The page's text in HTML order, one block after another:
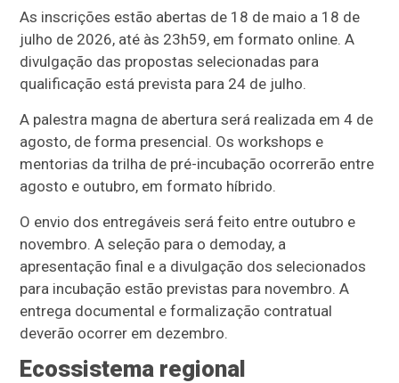
As inscrições estão abertas de 18 de maio a 18 de
julho de 2026, até às 23h59, em formato online. A
divulgação das propostas selecionadas para
qualificação está prevista para 24 de julho.
A palestra magna de abertura será realizada em 4 de
agosto, de forma presencial. Os workshops e
mentorias da trilha de pré-incubação ocorrerão entre
agosto e outubro, em formato híbrido.
O envio dos entregáveis será feito entre outubro e
novembro. A seleção para o demoday, a
apresentação final e a divulgação dos selecionados
para incubação estão previstas para novembro. A
entrega documental e formalização contratual
deverão ocorrer em dezembro.
Ecossistema regional